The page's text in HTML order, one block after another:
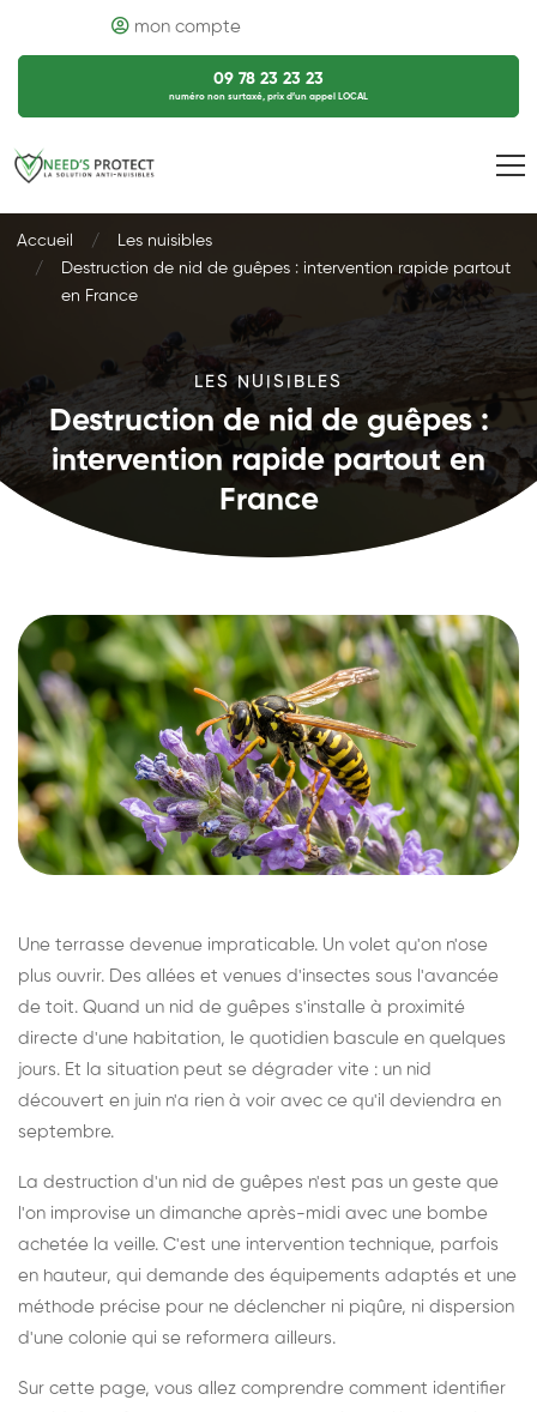
mon compte
09 78 23 23 23
numéro non surtaxé, prix d’un appel LOCAL
Accueil
Les nuisibles
Destruction de nid de guêpes : intervention rapide partout
en France
LES NUISIBLES
Destruction de nid de guêpes :
intervention rapide partout en
France
Une terrasse devenue impraticable. Un volet qu'on n'ose
plus ouvrir. Des allées et venues d'insectes sous l'avancée
de toit. Quand un nid de guêpes s'installe à proximité
directe d'une habitation, le quotidien bascule en quelques
jours. Et la situation peut se dégrader vite : un nid
découvert en juin n'a rien à voir avec ce qu'il deviendra en
septembre.
La destruction d'un nid de guêpes n'est pas un geste que
l'on improvise un dimanche après-midi avec une bombe
achetée la veille. C'est une intervention technique, parfois
en hauteur, qui demande des équipements adaptés et une
méthode précise pour ne déclencher ni piqûre, ni dispersion
d'une colonie qui se reformera ailleurs.
Sur cette page, vous allez comprendre comment identifier